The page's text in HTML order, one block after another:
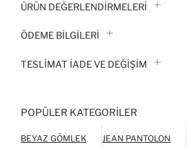
ÜRÜN DEĞERLENDİRMELERİ
ÖDEME BİLGİLERİ
TESLIMAT İADE VE DEĞIŞIM
POPÜLER KATEGORILER
BEYAZ GÖMLEK JEAN PANTOLON